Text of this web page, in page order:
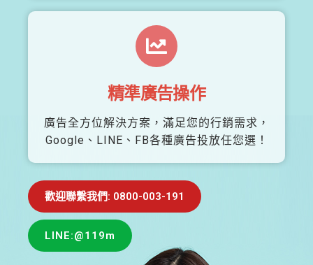
精準廣告操作
廣告全方位解決方案，滿足您的行銷需求，
Google、LINE、FB各種廣告投放任您選！
歡迎聯繫我們: 0800-003-191
LINE:@119m